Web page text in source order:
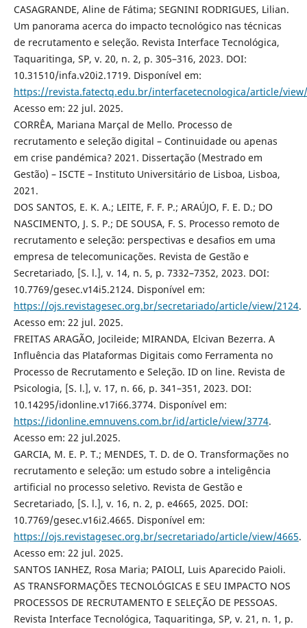
CASAGRANDE, Aline de Fátima; SEGNINI RODRIGUES, Lilian.
Um panorama acerca do impacto tecnológico nas técnicas
de recrutamento e seleção. Revista Interface Tecnológica,
Taquaritinga, SP, v. 20, n. 2, p. 305–316, 2023. DOI:
10.31510/infa.v20i2.1719. Disponível em:
https://revista.fatectq.edu.br/interfacetecnologica/article/
Acesso em: 22 jul. 2025.
CORRÊA, Mariana Marçal de Mello. Processo de
recrutamento e seleção digital – Continuidade ou apenas
em crise pandémica? 2021. Dissertação (Mestrado em
Gestão) – ISCTE – Instituto Universitário de Lisboa, Lisboa,
2021.
DOS SANTOS, E. K. A.; LEITE, F. F. P.; ARAÚJO, F. E. D.; DO
NASCIMENTO, J. S. P.; DE SOUSA, F. S. Processo remoto de
recrutamento e seleção: perspectivas e desafios em uma
empresa de telecomunicações. Revista de Gestão e
Secretariado, [S. l.], v. 14, n. 5, p. 7332–7352, 2023. DOI:
10.7769/gesec.v14i5.2124. Disponível em:
https://ojs.revistagesec.org.br/secretariado/article/view/2124.
Acesso em: 22 jul. 2025.
FREITAS ARAGÃO, Jocileide; MIRANDA, Elcivan Bezerra. A
Influência das Plataformas Digitais como Ferramenta no
Processo de Recrutamento e Seleção. ID on line. Revista de
Psicologia, [S. l.], v. 17, n. 66, p. 341–351, 2023. DOI:
10.14295/idonline.v17i66.3774. Disponível em:
https://idonline.emnuvens.com.br/id/article/view/3774.
Acesso em: 22 jul.2025.
GARCIA, M. E. P. T.; MENDES, T. D. de O. Transformações no
recrutamento e seleção: um estudo sobre a inteligência
artificial no processo seletivo. Revista de Gestão e
Secretariado, [S. l.], v. 16, n. 2, p. e4665, 2025. DOI:
10.7769/gesec.v16i2.4665. Disponível em:
https://ojs.revistagesec.org.br/secretariado/article/view/4665.
Acesso em: 22 jul. 2025.
SANTOS IANHEZ, Rosa Maria; PAIOLI, Luis Aparecido Paioli.
AS TRANSFORMAÇÕES TECNOLÓGICAS E SEU IMPACTO NOS
PROCESSOS DE RECRUTAMENTO E SELEÇÃO DE PESSOAS.
Revista Interface Tecnológica, Taquaritinga, SP, v. 21, n. 1, p.